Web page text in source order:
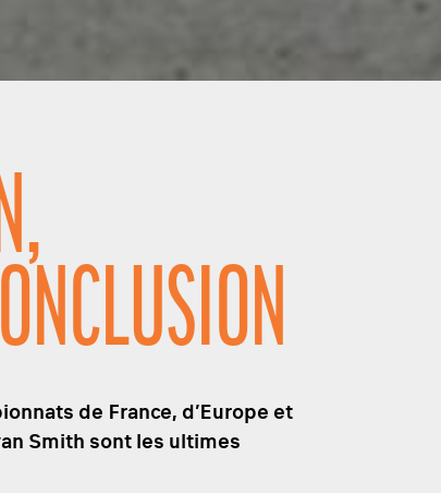
de France, d’Europe et
Smith sont les ultimes